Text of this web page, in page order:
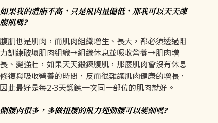
如果我的體脂不高，只是肌肉量偏低，那我可以天天練
腹肌嗎?
腹肌也是肌肉，而肌肉組織增生、長大，都必須透過阻
力訓練破壞肌肉組織→組織休息並吸收營養→肌肉增
長、變強壯，如果天天鍛鍊腹肌，那麼肌肉會沒有休息
修復與吸收營養的時間，反而很難讓肌肉健康的增長，
因此最好是每2-3天鍛鍊一次同一部位的肌肉就好。
側腰肉很多，多做扭腰的肌力運動腰可以變細嗎?